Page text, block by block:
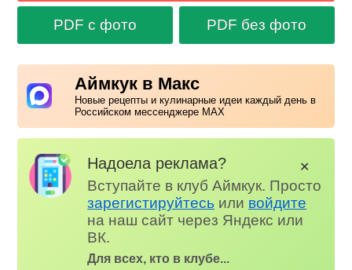
PDF с фото PDF без фото
Аймкук в Макс
Новые рецепты и кулинарные идеи каждый день в
Российском мессенджере MAX
Надоела реклама?
Вступайте в клуб Аймкук. Просто
зарегистируйтесь или войдите
на наш сайт через Яндекс или
ВК.
Для всех, кто в клубе...
✕